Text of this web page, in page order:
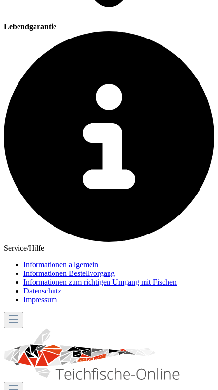
Lebendgarantie
Service/Hilfe
Informationen allgemein
Informationen Bestellvorgang
Informationen zum richtigen Umgang mit Fischen
Datenschutz
Impressum